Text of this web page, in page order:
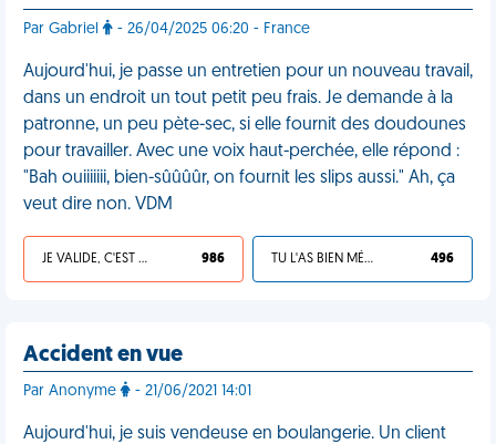
Par Gabriel - 26/04/2025 06:20 - France
Aujourd'hui, je passe un entretien pour un nouveau travail,
dans un endroit un tout petit peu frais. Je demande à la
patronne, un peu pète-sec, si elle fournit des doudounes
pour travailler. Avec une voix haut-perchée, elle répond :
"Bah ouiiiiiii, bien-sûûûûr, on fournit les slips aussi." Ah, ça
veut dire non. VDM
JE VALIDE, C'EST UNE VDM 986 TU L'AS BIEN MÉRITÉ 496
Accident en vue
Par Anonyme - 21/06/2021 14:01
Aujourd'hui, je suis vendeuse en boulangerie. Un client